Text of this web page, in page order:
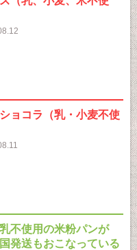
ョコラ（乳・小麦不使
不使用の米粉パンが
発送もおこなっている